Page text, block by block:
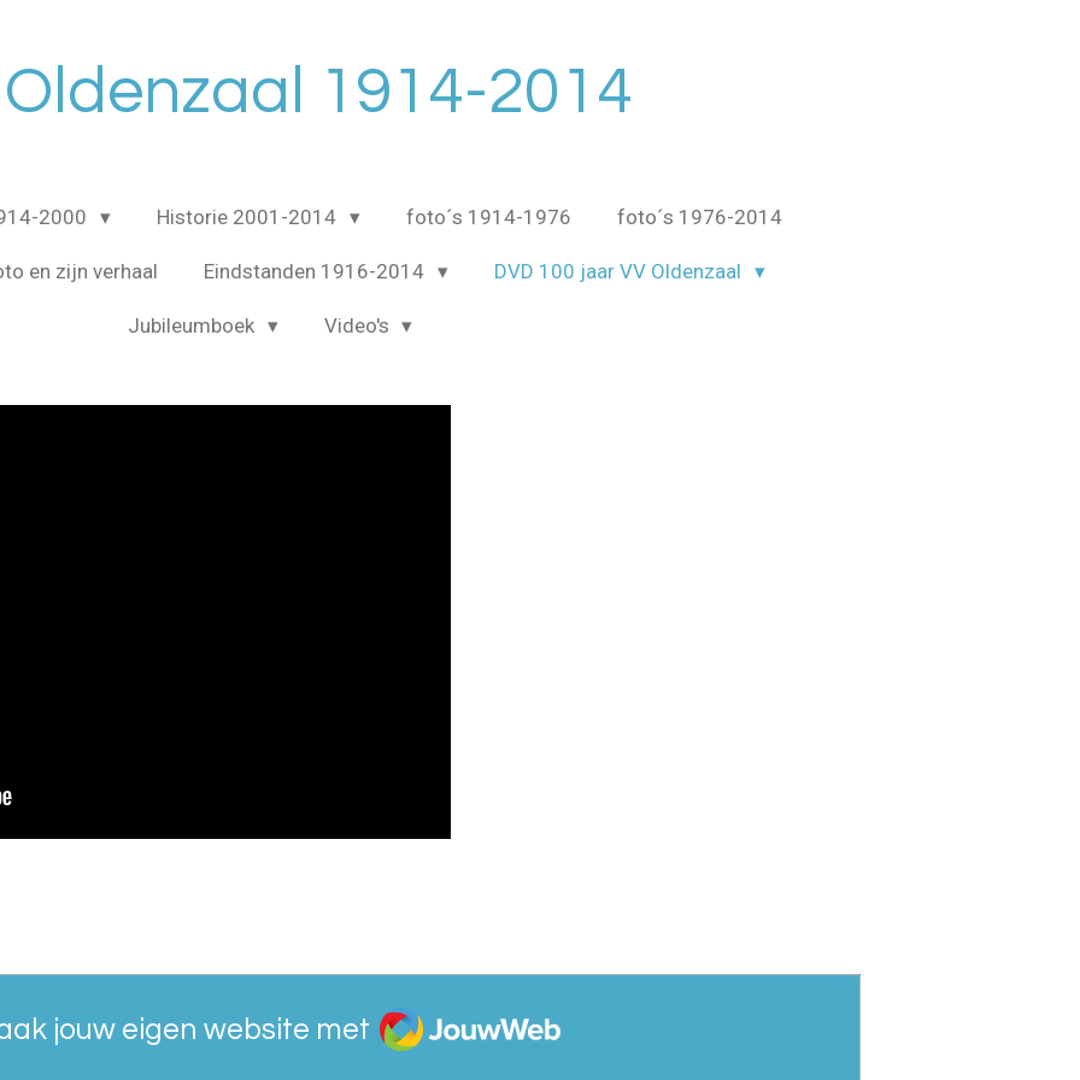
1914-2014
2000 Historie 2001-2014 foto´s 1914-1976 foto´s 1976-2014
en zijn verhaal Eindstanden 1916-2014 DVD 100 jaar VV Oldenzaal
Jubileumboek Video's
jouw eigen website met
JouwWeb